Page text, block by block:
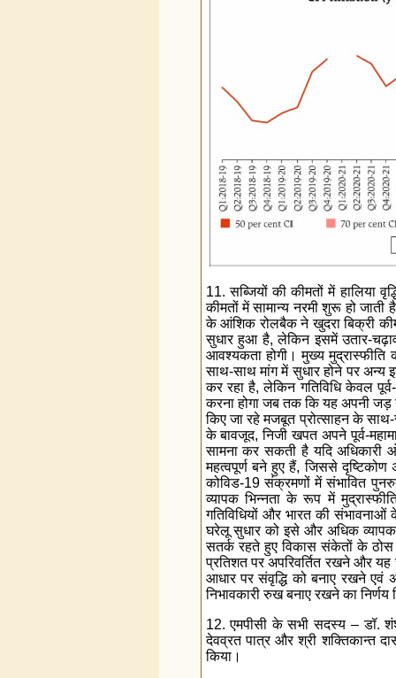
11. सब्जियों की कीमतों में हालिया
कीमतों में सामान्य नरमी शुरू हो
के आंशिक रोलबैक ने खुदरा बिक्री
सुधार हुआ है, लेकिन इसमें उतार-
आवश्यकता होगी। मुख्य
साथ-साथ मांग में सुधार होने पर अन्य
कर रहा है, लेकिन गतिविधि केवल
करना होगा जब तक कि यह अपनी जड़
किए जा रहे मजबूत प्रोत्साहन के
के बावजूद, निजी खपत अपने पूर्व-
सामना कर सकती है यदि अधिकारी
महत्वपूर्ण बने हुए हैं, जिससे
कोविड-19 संक्रमणों में संभावित
व्यापक भिन्नता के रूप में
गतिविधियों और भारत की संभावनाओं
घरेलू सुधार को इसे और अधिक व्यापक
सतर्क रहते हुए विकास संकेतों के ठोस
प्रतिशत पर अपरिवर्तित रखने और यह
आधार पर संवृद्धि को बनाए रखने
निभावकारी रुख बनाए रखने का निर्णय
12. एमपीसी के सभी सदस्य – डॉ.
देवव्रत पात्र और श्री शक्तिकान्त
किया।